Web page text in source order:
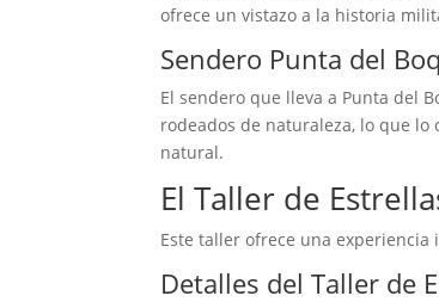
ofrece un vistazo a la historia
Sendero Punta del
El sendero que lleva a Punta del
rodeados de naturaleza, lo que
natural.
El Taller de
Este taller ofrece una
Detalles del Taller de